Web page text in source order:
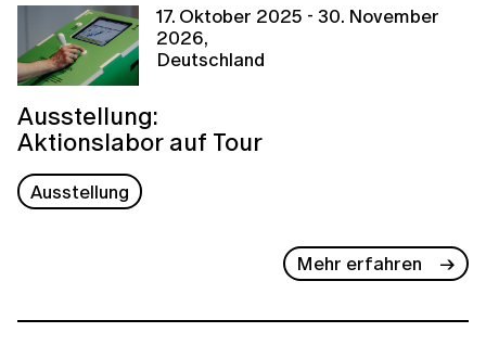
17. Oktober 2025 - 30. November
2026,
Deutschland
Ausstellung:
Aktionslabor auf Tour
Ausstellung
Mehr erfahren